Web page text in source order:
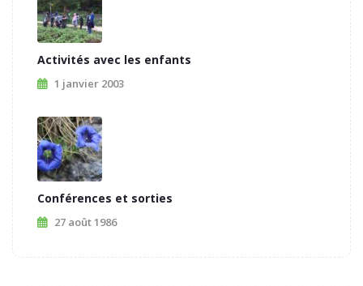
Activités avec les enfants
1 janvier 2003
Conférences et sorties
27 août 1986